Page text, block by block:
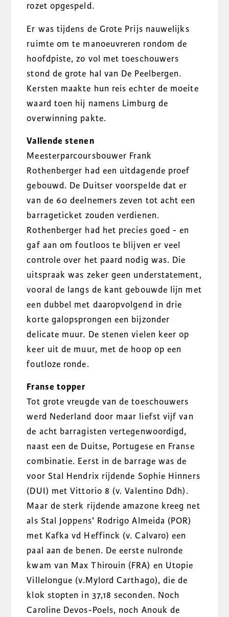
rozet opgespeld.
Er was tijdens de Grote Prijs nauwelijks
ruimte om te manoeuvreren rondom de
hoofdpiste, zo vol met toeschouwers
stond de grote hal van De Peelbergen.
Kersten maakte hun reis echter de moeite
waard toen hij namens Limburg de
overwinning pakte.
Vallende stenen
Meesterparcoursbouwer Frank
Rothenberger had een uitdagende proef
gebouwd. De Duitser voorspelde dat er
van de 60 deelnemers zeven tot acht een
barrageticket zouden verdienen.
Rothenberger had het precies goed - en
gaf aan om foutloos te blijven er veel
controle over het paard nodig was. Die
uitspraak was zeker geen understatement,
vooral de langs de kant gebouwde lijn met
een dubbel met daaropvolgend in drie
korte galopsprongen een bijzonder
delicate muur. De stenen vielen keer op
keer uit de muur, met de hoop op een
foutloze ronde.
Franse topper
Tot grote vreugde van de toeschouwers
werd Nederland door maar liefst vijf van
de acht barragisten vertegenwoordigd,
naast een de Duitse, Portugese en Franse
combinatie. Eerst in de barrage was de
voor Stal Hendrix rijdende Sophie Hinners
(DUI) met Vittorio 8 (v. Valentino Ddh).
Maar de sterk rijdende amazone kreeg net
als Stal Joppens' Rodrigo Almeida (POR)
met Kafka vd Heffinck (v. Calvaro) een
paal aan de benen. De eerste nulronde
kwam van Max Thirouin (FRA) en Utopie
Villelongue (v.Mylord Carthago), die de
klok stopten in 37,18 seconden. Noch
Caroline Devos-Poels, noch Anouk de